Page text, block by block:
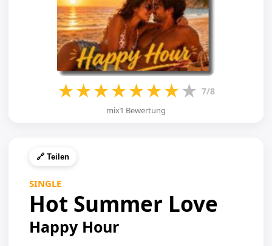
★★★★★★★★ 7/8
mix1 Bewertung
🔗 Teilen
SINGLE
Hot Summer Love
Happy Hour